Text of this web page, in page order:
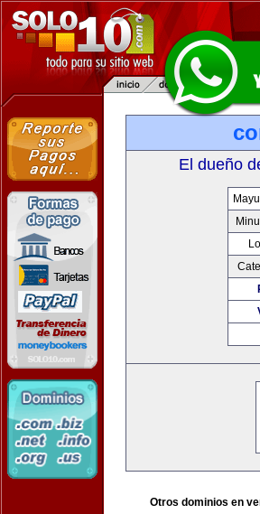
El dueño
Otros dominios en